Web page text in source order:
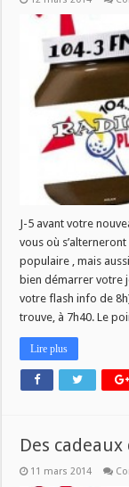
J-5 avant votre
vous où
populaire , mais
bien démarrer votre
votre flash info de
trouve, à 7h40. Le
Lire plus
Des
11 mars 2014